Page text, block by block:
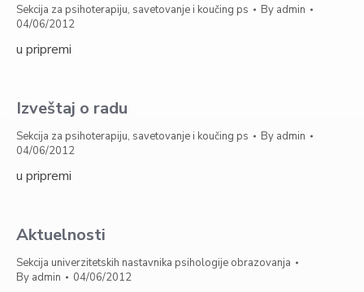
Sekcija za psihoterapiju, savetovanje i koučing ps By admin
04/06/2012
u pripremi
Izveštaj o radu
Sekcija za psihoterapiju, savetovanje i koučing ps By admin
04/06/2012
u pripremi
Aktuelnosti
Sekcija univerzitetskih nastavnika psihologije obrazovanja
By admin 04/06/2012